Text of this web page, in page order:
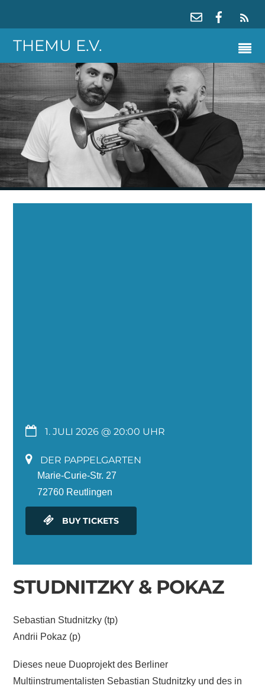
THEMU E.V.
1. JULI 2026 @ 20:00
DER PAPPELGARTEN
Marie-Curie-Str. 27
72760 Reutlingen
BUY TICKETS
STUDNITZKY & POKAZ
Sebastian Studnitzky (tp)
Andrii Pokaz (p)
Dieses neue Duoprojekt des Berliner
Multiinstrumentalisten Sebastian Studnitzky und des in